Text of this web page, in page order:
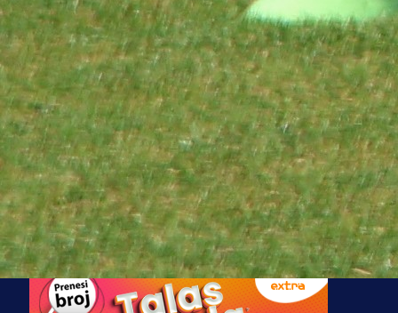
Jovo Lukić ima novi klub: Trener
Cluja praktično potvrdio veliki
transfer!
4 dan 18 h
A Selekcija
Stigla potvrda od predsjednika
kluba: Jovo Lukić uskoro pravi
transfer!?
3 sedmica 5 dan
A Selekcija
Zmajevi dobili veliko pojačanje: